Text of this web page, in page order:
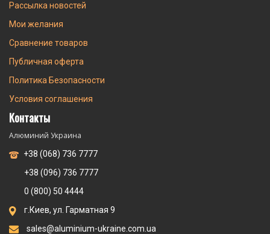
Рассылка новостей
Мои желания
Сравнение товаров
Публичная оферта
Политика Безопасности
Условия соглашения
Контакты
Алюминий Украина
+38 (068) 736 7777
+38 (096) 736 7777
0 (800) 50 4444
г.Киев, ул. Гарматная 9
sales@aluminium-ukraine.com.ua